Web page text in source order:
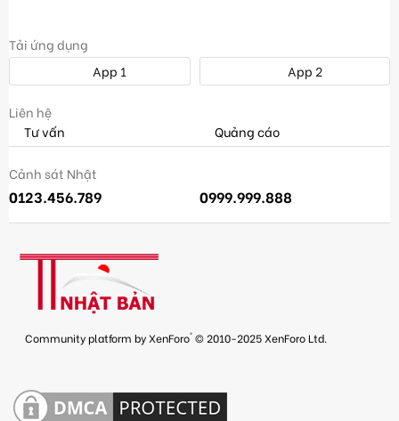
Tải ứng dụng
App 1
App 2
Liên hệ
Tư vấn
Quảng cáo
Cảnh sát Nhật
0123.456.789 0999.999.888
Community platform by XenForo® © 2010-2025 XenForo Ltd.